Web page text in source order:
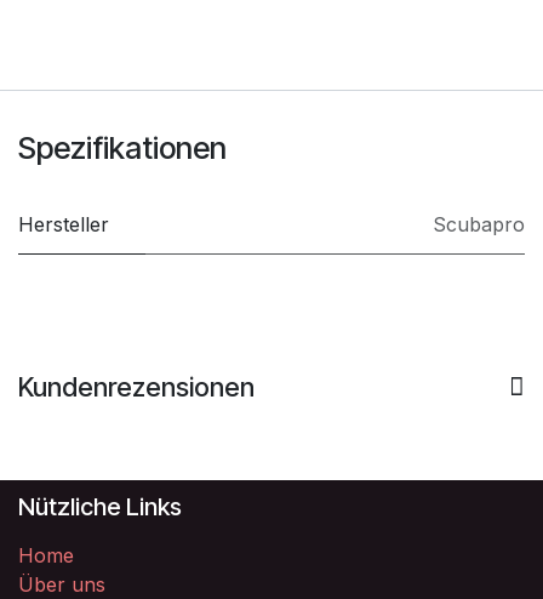
Spezifikationen
Hersteller Scubapro
Kundenrezensionen
Nützliche Links
Home
Über uns